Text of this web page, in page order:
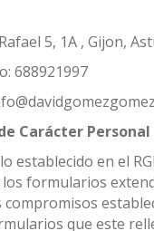
5, 1A , Gijon,
688921997
Carácter Personal
establecido en el
formularios
que este